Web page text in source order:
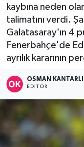
kaybına neden
talimatını verdi.
Galatasaray'ın 4
Fenerbahçe'de
ayrılık kararının
OSMAN
EDITÖR
ÇEVRE
DÜNYA
Dursunbey
Edremit
EKONOMİ
Haber Arşivi